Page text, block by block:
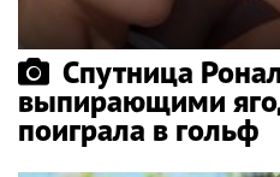
Спутница
выпирающими
поиграла в гольф